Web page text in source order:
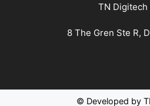
TN Digitech
8 The Gren Ste R,